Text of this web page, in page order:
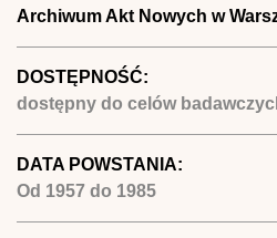
Archiwum Akt Nowych w
DOSTĘPNOŚĆ:
dostępny do celów
DATA POWSTANIA:
Od 1957 do 1985